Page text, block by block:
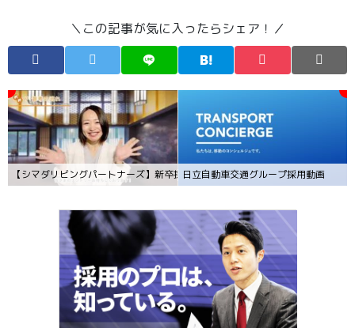
＼この記事が気に入ったらシェア！／
日立自動車交通グループ採用動画
【シマダリビングパートナーズ】新卒採用動画